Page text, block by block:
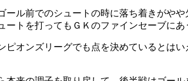
ール前でのシュートの時に落ち着きがや
トを打ってもＧＫのファインセーブにあ
ピオンズリーグでも点を決めているとは